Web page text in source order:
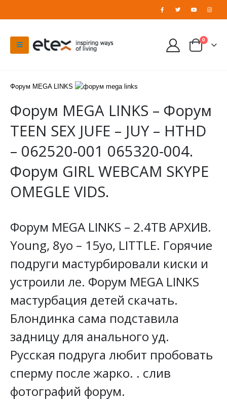
0
Форум MEGA LINKS
Форум MEGA LINKS – Форум
TEEN SEX JUFE – JUY – HTHD
– 062520-001 065320-004.
Форум GIRL WEBCAM SKYPE
OMEGLE VIDS.
Форум MEGA LINKS – 2.4TB АРХИВ.
Young, 8yo – 15yo, LITTLE. Горячие
подруги мастурбировали киски и
устроили ле. Форум MEGA LINKS
мастурбация детей скачать.
Блондинка сама подставила
задницу для анального уд.
Русская подруга любит пробовать
сперму после жарко. . слив
фотографий форум.